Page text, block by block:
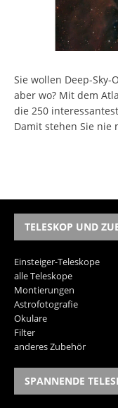
Sie wollen Deep-
aber wo? Mit dem
die 250
Damit stehen Sie
TELESKOP UND
Einsteiger-Teleskope
alle Teleskope
Montierungen
Astrofotografie
Okulare
Filter
anderes Zubehör
SPANNENDE